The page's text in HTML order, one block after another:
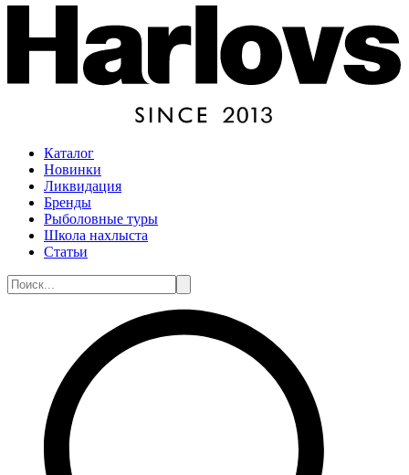
Каталог
Новинки
Ликвидация
Бренды
Рыболовные туры
Школа нахлыста
Статьи